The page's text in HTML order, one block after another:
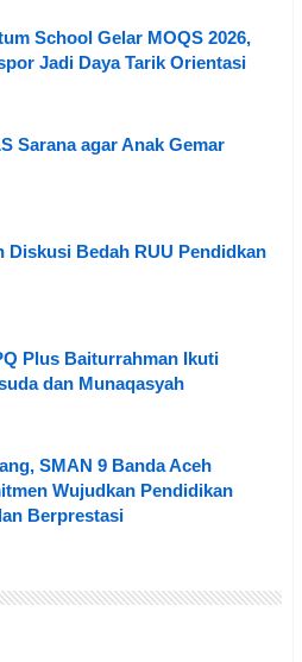
School Gelar MOQS 2026,
Jadi Daya Tarik Orientasi
Sarana agar Anak Gemar
Diskusi Bedah RUU Pendidkan
Plus Baiturrahman Ikuti
dan Munaqasyah
SMAN 9 Banda Aceh
Wujudkan Pendidikan
Berprestasi